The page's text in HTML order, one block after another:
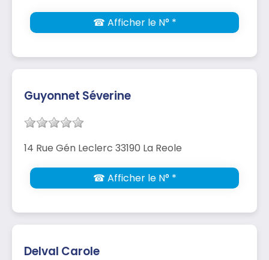
☎ Afficher le N° *
Guyonnet Séverine
14 Rue Gén Leclerc 33190 La Reole
☎ Afficher le N° *
Delval Carole